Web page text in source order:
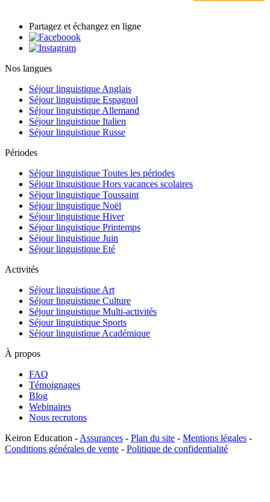
Partagez et échangez en ligne
Nos langues
Séjour linguistique Anglais
Séjour linguistique Espagnol
Séjour linguistique Allemand
Séjour linguistique Italien
Séjour linguistique Russe
Périodes
Séjour linguistique Toutes les périodes
Séjour linguistique Hors vacances scolaires
Séjour linguistique Toussaint
Séjour linguistique Noël
Séjour linguistique Hiver
Séjour linguistique Printemps
Séjour linguistique Juin
Séjour linguistique Eté
Activités
Séjour linguistique Art
Séjour linguistique Culture
Séjour linguistique Multi-activités
Séjour linguistique Sports
Séjour linguistique Académique
À propos
FAQ
Témoignages
Blog
Webinaires
Nous recrutons
Keiron Education - Assurances - Plan du site - Mentions légales -
Conditions générales de vente - Politique de confidentialité